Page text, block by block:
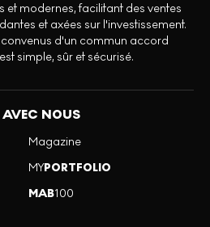
modernes, facilitant des ventes
et axées sur l'investissement.
convenus d'un commun accord
simple, sûr et sécurisé.
AVEC NOUS
Magazine
MYPORTFOLIO
MAB100